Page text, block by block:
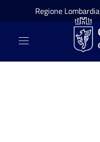
Salta al contenuto principale
Regione Lombardia